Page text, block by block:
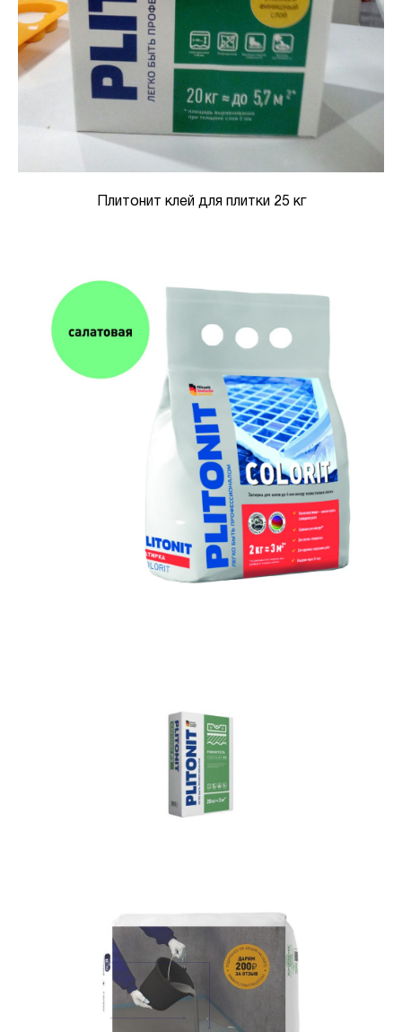
Плитонит клей для плитки 25 кг